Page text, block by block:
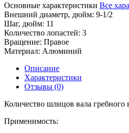
Основные характеристики Все
Внешний диаметр, дюйм: 9-1/2
Шаг, дюйм: 11
Количество лопастей: 3
Вращение: Правое
Материал: Алюминий
Описание
Характеристики
Отзывы (0)
Количество шлицов вала гребного
Применимость: